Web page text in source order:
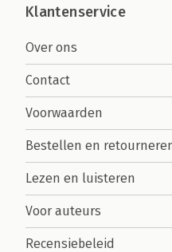
Klantenservice
Over ons
Contact
Voorwaarden
Bestellen en
Lezen en luisteren
Voor auteurs
Recensiebeleid